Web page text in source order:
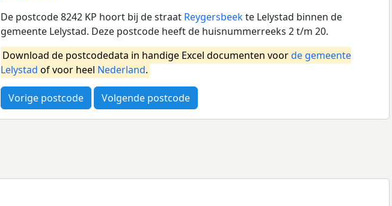
De postcode 8242 KP hoort bij de straat Reygersbeekte Lelystad binnen de
gemeente Lelystad. Deze postcode heeft de huisnummerreeks 2 t/m 20.
Download de postcodedata in handige Excel documenten voorde gemeente
Lelystad of voor heel Nederland.
Vorige postcode Volgende postcode